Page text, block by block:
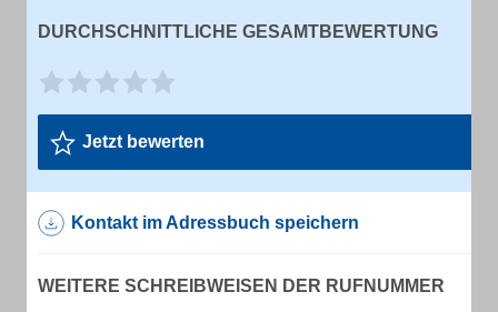
DURCHSCHNITTLICHE GESAMTBEWERTUNG
Jetzt bewerten
Kontakt im Adressbuch speichern
WEITERE SCHREIBWEISEN DER RUFNUMMER